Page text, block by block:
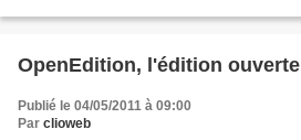
OpenEdition, l'édition ouverte
Publié le 04/05/2011 à 09:00
Par clioweb